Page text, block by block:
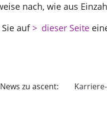
nach, wie aus
auf
dieser Seite
zu ascent: